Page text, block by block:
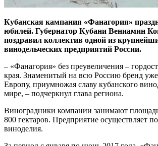
Кубанская кампания «Фанагория»
юбилей. Губернатор Кубани Вениамин
поздравил коллектив одной из
винодельческих предприятий России.
– «Фанагория» без преувеличения –
края. Знаменитый на всю Россию бренд
Европу, приумножая славу кубанского
мире, – подчеркнул глава региона.
Виноградники компании занимают
800 гектаров. Предприятие осуществляет
виноделия.